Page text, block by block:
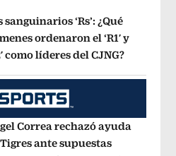
sanguinarios ‘Rs’: ¿Qué
ordenaron el ‘R1′ y
como líderes del CJNG?Opens in
Correa rechazó ayuda
ante supuestas